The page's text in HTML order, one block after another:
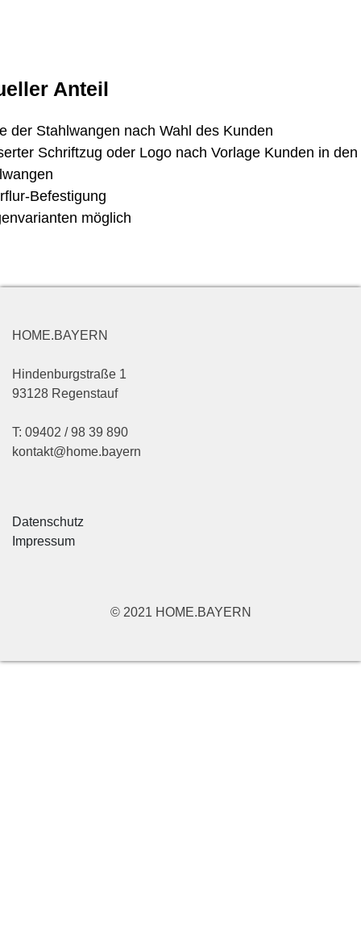
Anteil
der Stahlwangen nach Wahl des Kunden
Schriftzug oder Logo nach Vorlage Kunden in den
Befestigung
möglich
HOME.BAYERN
Hindenburgstraße 1
93128 Regenstauf
T: 09402 / 98 39 890
kontakt@home.bayern
Datenschutz
Impressum
© 2021 HOME.BAYERN